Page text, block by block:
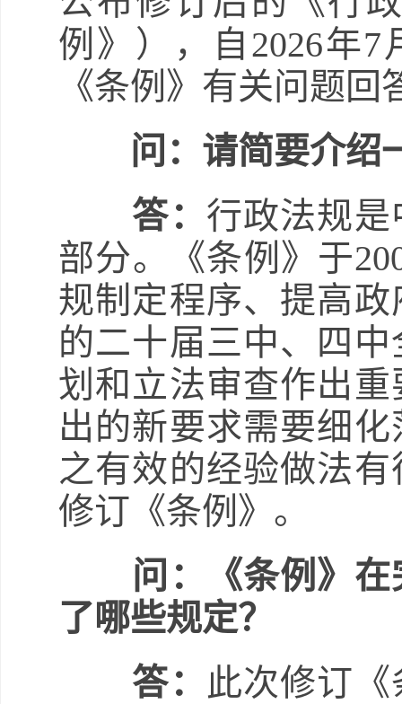
例》），自2026年
《条例》有关问题
问：请简要介绍
答： 行政法规
部分。《条例》于
规制定程序、提高
的二十届三中、四
划和立法审查作出
出的新要求需要细
之有效的经验做法
修订《条例》。
问：《条例》
了哪些规定？
答：
此次修订